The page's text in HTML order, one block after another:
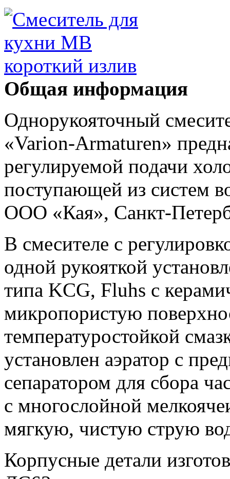
Общая информация
Однорукояточный
«Varion-Armaturen»
регулируемой подачи
поступающей из систем
ООО «Кая», Санкт-
В смесителе с
одной рукояткой
типа KCG, Fluhs с
микропористую
температуростойкой
установлен аэратор с
сепаратором для сбора
с многослойной
мягкую, чистую струю
Корпусные детали